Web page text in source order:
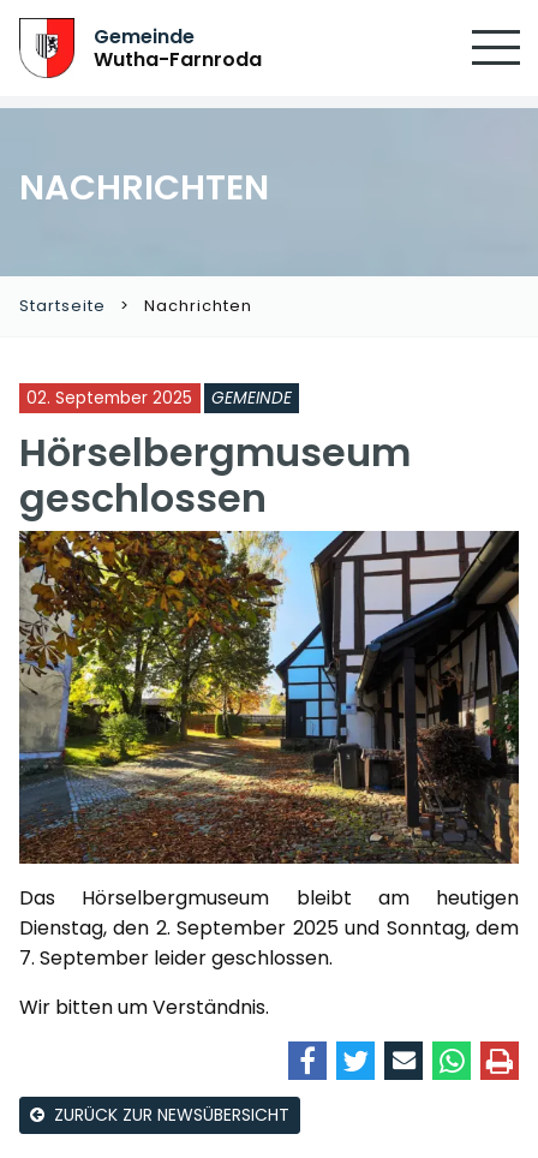
Gemeinde
Wutha-Farnroda
NACHRICHTEN
Startseite Nachrichten
02. September 2025 GEMEINDE
Hörselbergmuseum
geschlossen
Das Hörselbergmuseum bleibt am heutigen
Dienstag, den 2. September 2025 und Sonntag, dem
7. September leider geschlossen.
Wir bitten um Verständnis.
ZURÜCK ZUR NEWSÜBERSICHT